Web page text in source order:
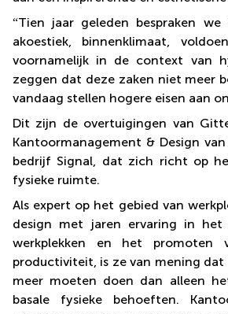
space
Leiden
Coworking
Maastricht
space
Breda
Coworking
space
“Tien jaar geleden bespraken
akoestiek, binnenklimaat,
voornamelijk in de context van
zeggen dat deze zaken niet meer
vandaag stellen hogere eisen aan
Dit zijn de overtuigingen van
Kantoormanagement & Design
bedrijf Signal, dat zich richt op
fysieke ruimte.
Als expert op het gebied van
design met jaren ervaring in het
werkplekken en het promoten
productiviteit, is ze van mening
meer moeten doen dan alleen
basale fysieke behoeften.